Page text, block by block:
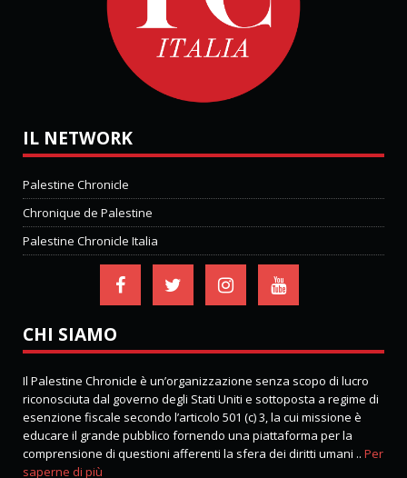
IL NETWORK
Palestine Chronicle
Chronique de Palestine
Palestine Chronicle Italia
CHI SIAMO
Il Palestine Chronicle è un’organizzazione senza scopo di lucro
riconosciuta dal governo degli Stati Uniti e sottoposta a regime di
esenzione fiscale secondo l’articolo 501 (c) 3, la cui missione è
educare il grande pubblico fornendo una piattaforma per la
comprensione di questioni afferenti la sfera dei diritti umani .. Per
saperne di più